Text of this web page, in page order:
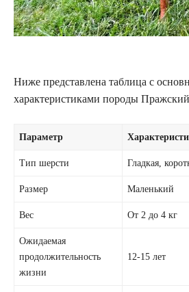
Ниже представлена таблица с
характеристиками породы
Параметр
Тип шерсти Гладкая,
Размер Маленький
Вес От 2 до 4 кг
Ожидаемая
продолжительность
жизни
12-15 лет